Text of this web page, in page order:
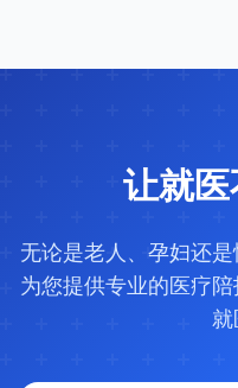
让就
无论是老人、孕妇还
为您提供专业的医疗
就